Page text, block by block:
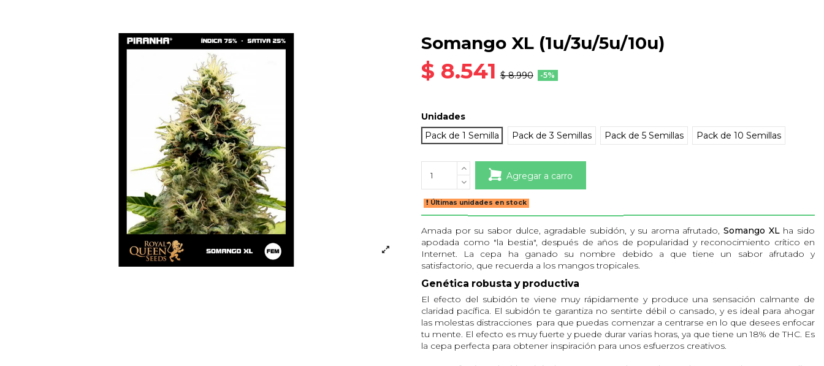
Somango XL (1u/3u/5u/10u)
$ 8.541 $ 8.990 -5%
Unidades
Pack de 1 Semilla
Pack de 3 Semillas Pack de 5 Semillas Pack de 10 Semillas
Agregar a carro
Últimas unidades en stock
Amada por su sabor dulce, agradable subidón, y su aroma afrutado,Somango XLha sido
apodada como "la bestia", después de años de popularidad y reconocimiento crítico en
Internet. La cepa ha ganado su nombre debido a que tiene un sabor afrutado y
satisfactorio, que recuerda a los mangos tropicales.
Genética robusta y productiva
El efecto del subidón te viene muy rápidamente y produce una sensación calmante de
claridad pacífica. El subidón te garantiza no sentirte débil o cansado, y es ideal para ahogar
las molestas distracciones para que puedas comenzar a centrarse en lo que desees enfocar
tu mente. El efecto es muy fuerte y puede durar varias horas, ya que tiene un 18% de THC. Es
la cepa perfecta para obtener inspiración para unos esfuerzos creativos.